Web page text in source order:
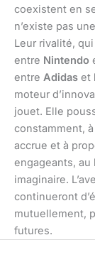
coexistent en
n’existe pas
Leur rivalité,
entre Nintendo
entre Adidas et
moteur
jouet. Elle
constamment,
accrue et à
engageants,
imaginaire.
continueront
mutuellement,
futures.